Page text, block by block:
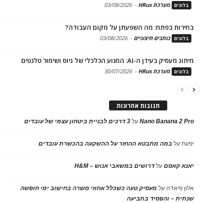
בלוגים מערכת HRus -
03/08/2026
בחירות בפתח: מה השפעתן על מקום העבודה?
בלוגים כותבים חיצוניים -
03/08/2026
מיתוג מעסיק בעידן ה-AI: המנוע הכלכלי של גיוס ושימור טלנטים
בלוגים מערכת HRus -
30/07/2026
תגובות אחרונות
Nano Banana 2 Proעל 3 דרכים לבניית ביטחון עצמי של עובדים
יפעתעל במה מתבטא ההחזר על ההשקעה בהכשרת עובדים
יאנא קאסםעלדרושים במשאבי אנוש – H&M
אלון פיאדה על מעסיק טעה כשכלל אחוזי משרה בחישוב ימי חופשה
שנתית – והפסיד בתביעה